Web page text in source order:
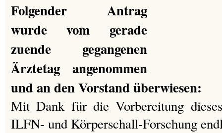
Folgender Antrag
wurde vom gerade
zuende gegangenen
Ärztetag angenommen
und an den Vorstand überwiesen:
Mit Dank für die Vorbereitung
ILFN- und Körperschall-Forschung